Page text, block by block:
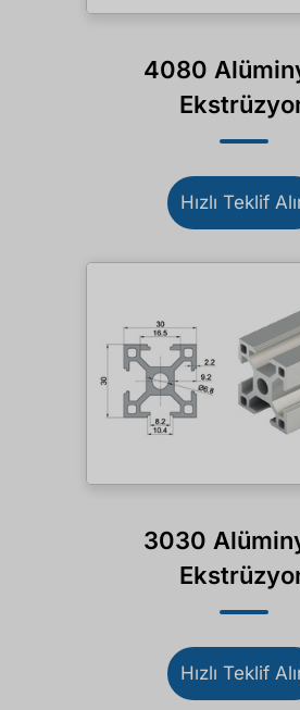
4080
Hızlı Teklif
3030
Hızlı Teklif